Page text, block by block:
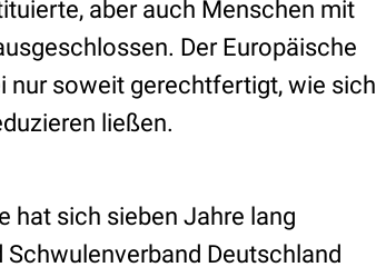
aber auch Menschen mit
Der Europäische
nur soweit gerechtfertigt, wie sich
ließen.
hat sich sieben Jahre lang
Schwulenverband Deutschland